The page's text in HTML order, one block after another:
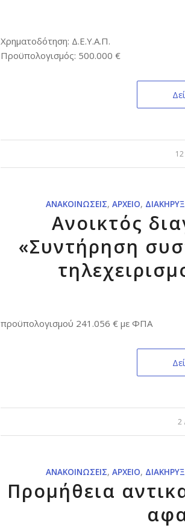
Χρηματοδότηση: Δ.Ε.Υ.Α.Π.
Προϋπολογισμός: 500.000 €
ΑΝΑΚΟΙΝΏΣΕΙΣ,ΑΡΧΕΊΟ,
Ανοικτός
«Συντήρηση
προϋπολογισμού 241.056 € με ΦΠΑ
2
ΑΝΑΚΟΙΝΏΣΕΙΣ,ΑΡΧΕΊΟ,
Προμήθεια